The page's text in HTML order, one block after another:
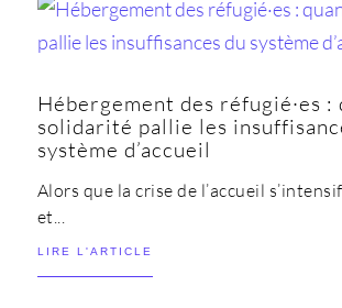
Hébergement des réfugié·es :
solidarité pallie les
système d’accueil
Alors que la crise de l’accueil
et...
LIRE L'ARTICLE